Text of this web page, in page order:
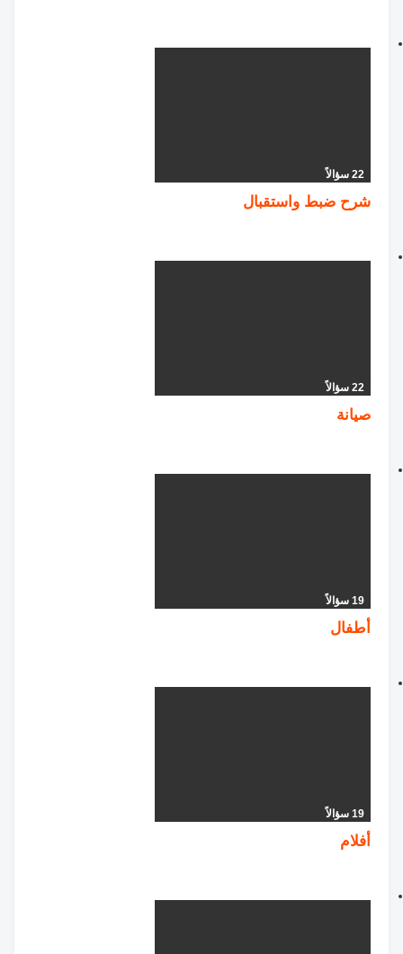
22 سؤالاً
شرح ضبط واستقبال
22 سؤالاً
صيانة
19 سؤالاً
أطفال
19 سؤالاً
أفلام